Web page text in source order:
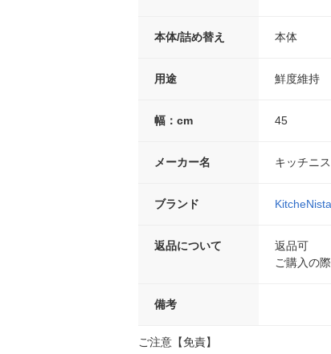
本体/詰め替え 本体
用途 鮮度維持
幅：cm 45
メーカー名 キッチニ
ブランド KitcheNista
返品について
返品可
ご購入の
備考
ご注意【免責】